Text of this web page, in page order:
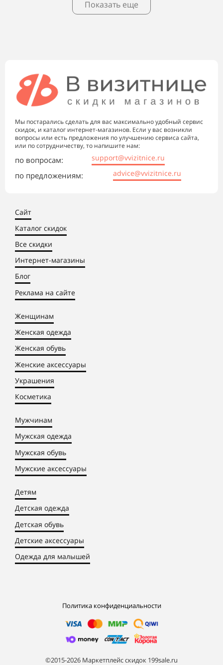
Показать еще
Мы постарались сделать для вас максимально удобный сервис
скидок, и каталог интернет-магазинов. Если у вас возникли
вопросы или есть предложения по улучшению сервиса сайта,
или по сотрудничеству, то напишите нам:
по вопросам: support@vvizitnice.ru
по предложениям: advice@vvizitnice.ru
Сайт
Каталог скидок
Все скидки
Интернет-магазины
Блог
Реклама на сайте
Женщинам
Женская одежда
Женская обувь
Женские аксессуары
Украшения
Косметика
Мужчинам
Мужская одежда
Мужская обувь
Мужские аксессуары
Детям
Детская одежда
Детская обувь
Детские аксессуары
Одежда для малышей
Политика конфиденциальности
©2015-2026 Маркетплейс скидок 199sale.ru